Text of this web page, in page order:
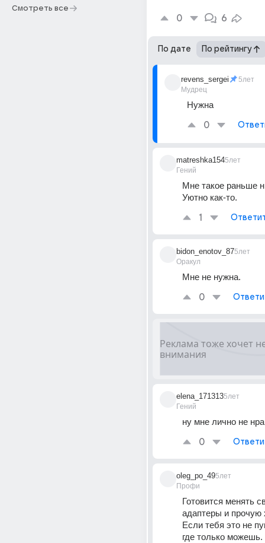
Смотреть все
0 6
По дате По рейтингу
revens_sergei
Мудрец
5лет
Нужна
0
matreshka154
Гений
5лет
Мне такое раньше
Уютно как-то.
1
bidon_enotov_87
Оракул
5лет
Мне не нужна.
0
elena_171313
Гений
5лет
ну мне лично не
0
oleg_po_49
Профи
5лет
Готовится менять
адаптеры и прочую
Если тебя это не
где только можешь.